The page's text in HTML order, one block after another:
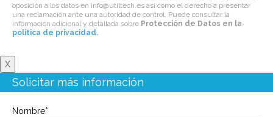
oposición a los datos en info@utiltech.es así como el derecho a presentar
una reclamación ante una autoridad de control. Puede consultar la
información adicional y detallada sobre Protección de Datos en la
politica de privacidad.
X
Solicitar más información
Nombre*